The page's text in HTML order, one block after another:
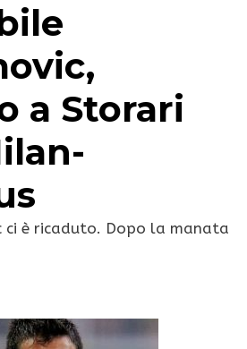
a Storari
ci è ricaduto. Dopo la manata